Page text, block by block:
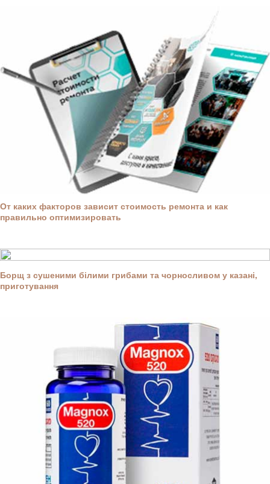
От каких факторов зависит стоимость ремонта и как
правильно оптимизировать
Борщ з сушеними білими грибами та чорносливом у казані,
приготування